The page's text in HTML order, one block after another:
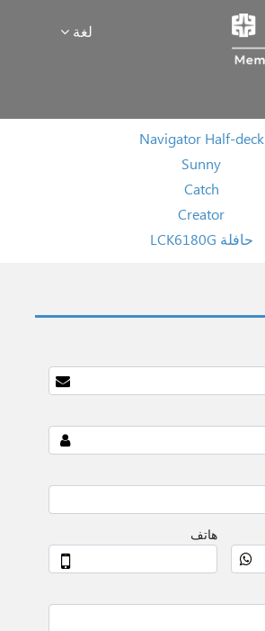
لغة
Navigator Half-deck
Sunny
Catch
Creator
حافلة LCK6180G